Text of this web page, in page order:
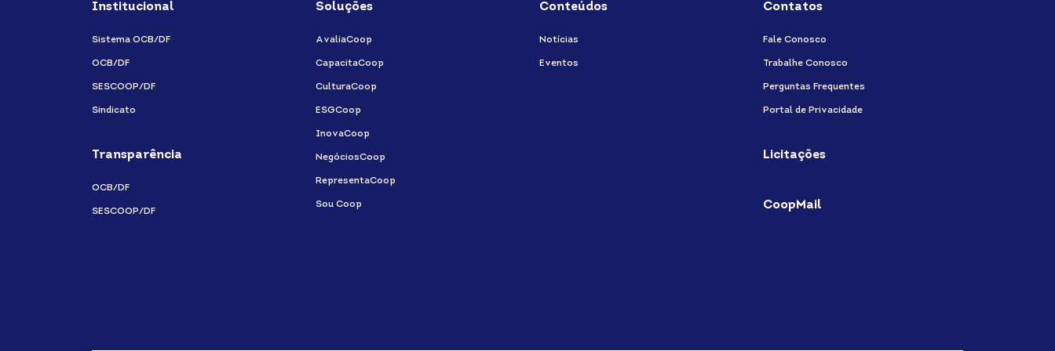
Institucional
Sistema OCB/DF
OCB/DF
SESCOOP/DF
Sindicato
Transparência
OCB/DF
SESCOOP/DF
Soluções
AvaliaCoop
CapacitaCoop
CulturaCoop
ESGCoop
InovaCoop
NegóciosCoop
RepresentaCoop
Sou Coop
Conteúdos
Notícias
Eventos
Contatos
Fale Conosco
Trabalhe Conosco
Perguntas Frequentes
Portal de Privacidade
Licitações
CoopMail